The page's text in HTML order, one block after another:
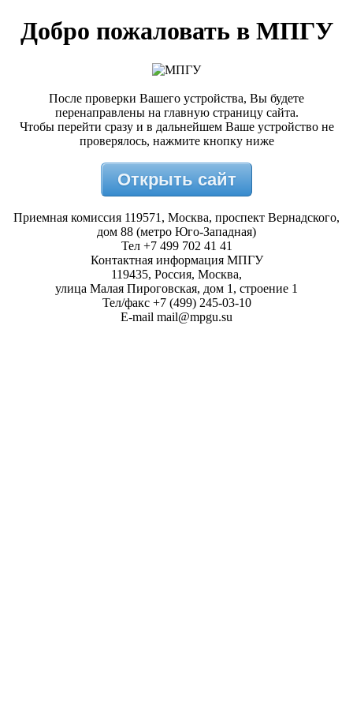
Добро пожаловать в МПГУ
После проверки Вашего устройства, Вы будете
перенаправлены на главную страницу сайта.
Чтобы перейти сразу и в дальнейшем Ваше устройство не
проверялось, нажмите кнопку ниже
Открыть сайт
Приемная комиссия 119571, Москва, проспект Вернадского,
дом 88 (метро Юго-Западная)
Тел +7 499 702 41 41
Контактная информация МПГУ
119435, Россия, Москва,
улица Малая Пироговская, дом 1, строение 1
Тел/факс +7 (499) 245-03-10
E-mail mail@mpgu.su